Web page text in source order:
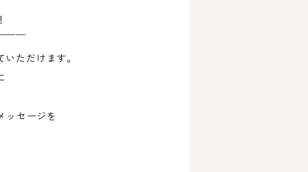
￣￣
ただけます。
ッセージを